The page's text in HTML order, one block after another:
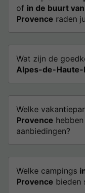
of in de buurt
Provence raden
Wat zijn de
Alpes-de-Haute-
Welke
Provence
aanbiedingen?
Welke campings
Provence bieden